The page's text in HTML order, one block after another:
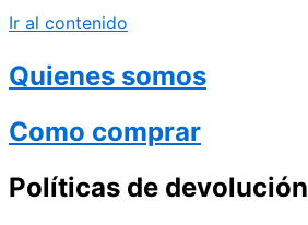
Ir al contenido
Quienes somos
Como comprar
Políticas de devolución